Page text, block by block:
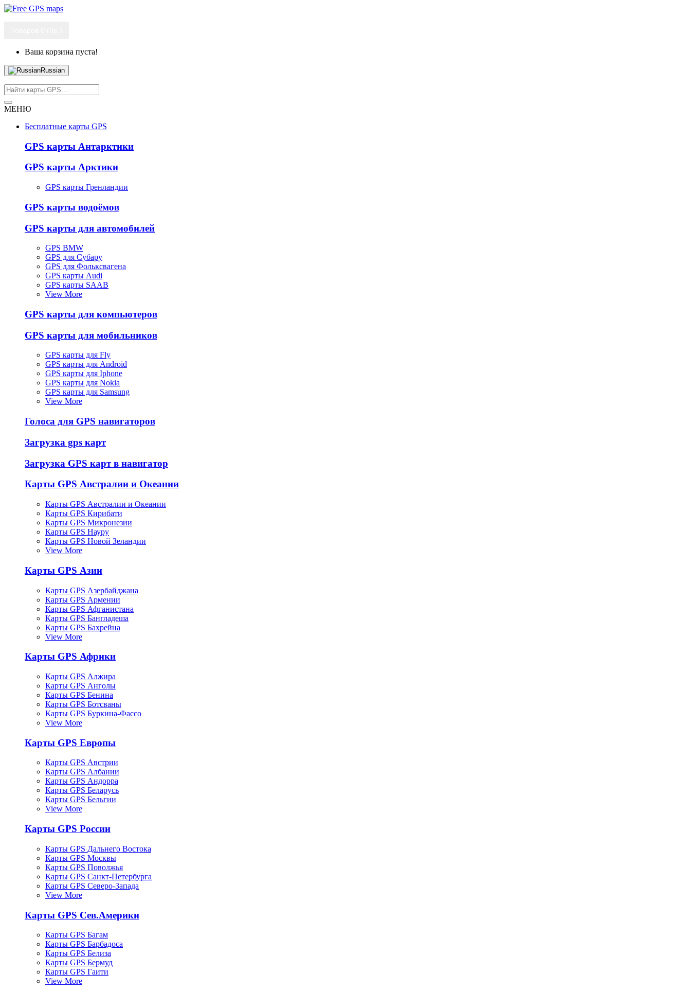
Ваша корзина пуста!
Russian
МЕНЮ
Бесплатные карты GPS
GPS карты Антарктики
GPS карты Арктики
GPS карты Гренландии
GPS карты водоёмов
GPS карты для автомобилей
GPS BMW
GPS для Субару
GPS для Фольксвагена
GPS карты Audi
GPS карты SAAB
View More
GPS карты для компьютеров
GPS карты для мобильников
GPS карты для Fly
GPS карты для Android
GPS карты для Iphone
GPS карты для Nokia
GPS карты для Samsung
View More
Голоса для GPS навигаторов
Загрузка gps карт
Загрузка GPS карт в навигатор
Карты GPS Австралии и Океании
Карты GPS Австралии и Океании
Карты GPS Кирибати
Карты GPS Микронезии
Карты GPS Науру
Карты GPS Новой Зеландии
View More
Карты GPS Азии
Карты GPS Азербайджана
Карты GPS Армении
Карты GPS Афганистана
Карты GPS Бангладеша
Карты GPS Бахрейна
View More
Карты GPS Африки
Карты GPS Алжира
Карты GPS Анголы
Карты GPS Бенина
Карты GPS Ботсваны
Карты GPS Буркина-Фассо
View More
Карты GPS Европы
Карты GPS Австрии
Карты GPS Албании
Карты GPS Андорра
Карты GPS Беларусь
Карты GPS Бельгии
View More
Карты GPS России
Карты GPS Дальнего Востока
Карты GPS Москвы
Карты GPS Поволжья
Карты GPS Санкт-Петербурга
Карты GPS Северо-Запада
View More
Карты GPS Сев.Америки
Карты GPS Багам
Карты GPS Барбадоса
Карты GPS Белиза
Карты GPS Бермуд
Карты GPS Гаити
View More